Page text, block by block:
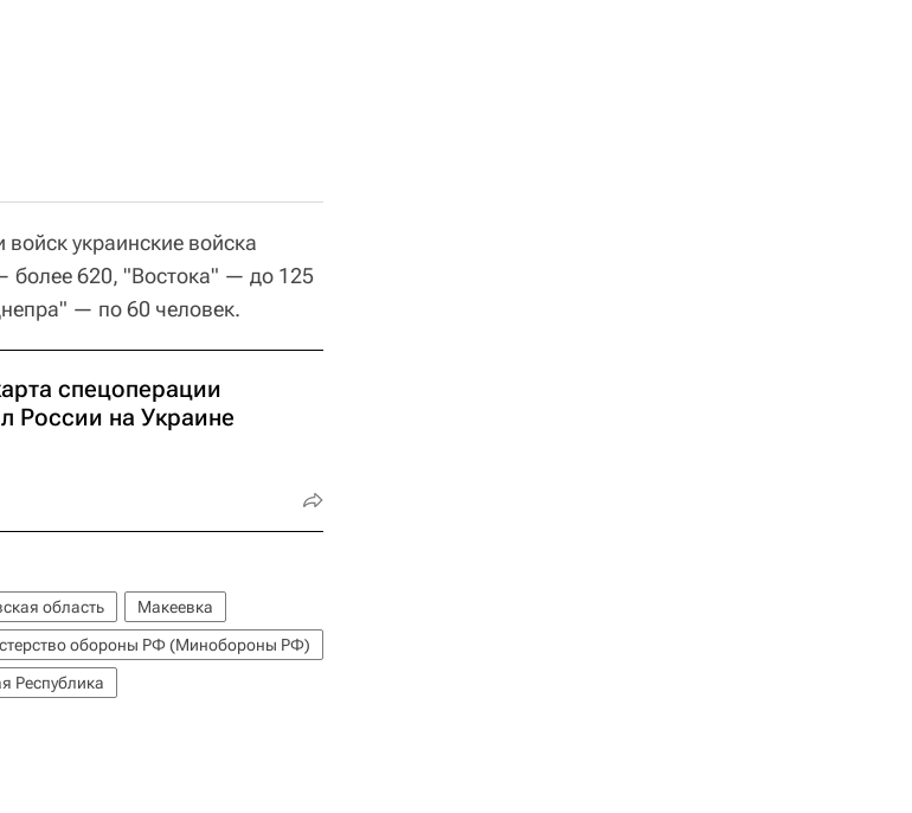
украинские войска
более 620, "Востока" — до 125
— по 60 человек.
спецоперации
России на Украине
область
Макеевка
обороны РФ (Минобороны РФ)
Республика